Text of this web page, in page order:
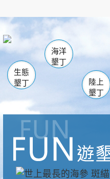
海生館
恆春
龍鑾潭自然中心
瓊麻館
關山
白砂
生態
墾丁
海洋
墾丁
陸上
墾丁